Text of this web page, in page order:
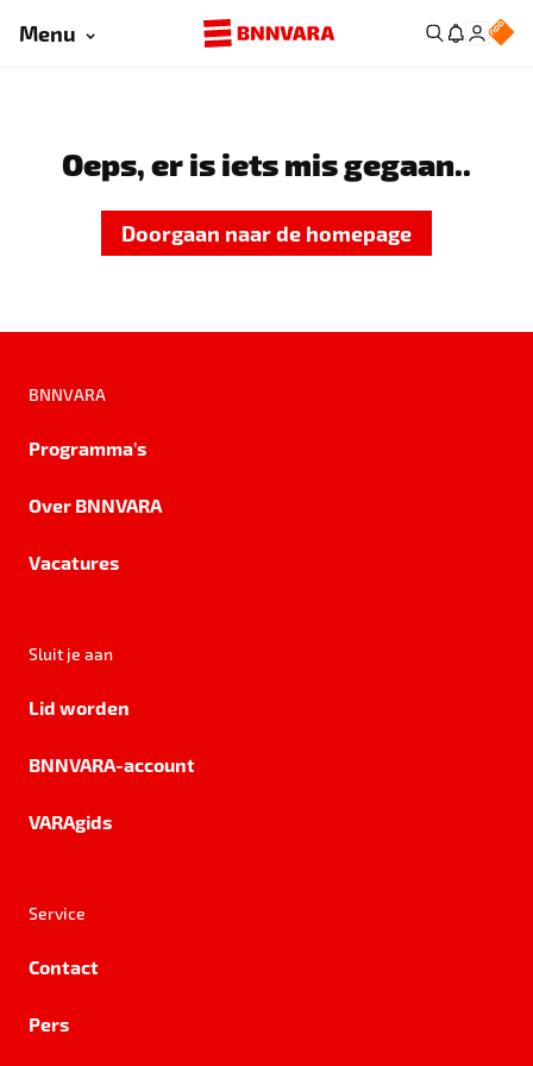
Menu
Oeps, er is iets mis gegaan..
Doorgaan naar de homepage
BNNVARA
Programma's
Over BNNVARA
Vacatures
Sluit je aan
Lid worden
BNNVARA-account
VARAgids
Service
Contact
Pers